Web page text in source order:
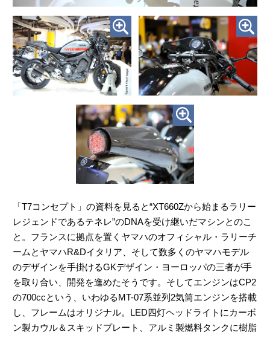
「T7コンセプト」の資料を見ると“XT660Zから始まるラリー
レジェンドであるテネレ”のDNAを受け継いだマシンとのこ
と。フランスに拠点を置くヤマハのオフィシャル・ラリーチ
ームとヤマハR&Dイタリア、そして数多くのヤマハモデル
のデザインを手掛けるGKデザイン・ヨーロッパの三者が手
を取り合い、開発を進めたそうです。そしてエンジンはCP2
の700ccという、いわゆるMT-07系並列2気筒エンジンを搭載
し、フレームはオリジナル。LED四灯ヘッドライトにカーボ
ン製カウル＆スキッドプレート、アルミ製燃料タンクに樹脂